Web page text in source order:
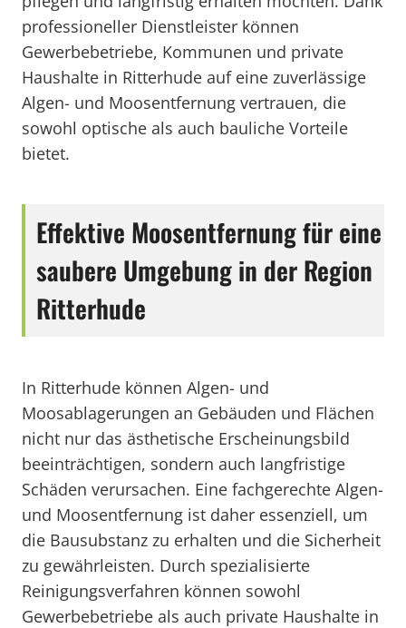
professioneller Dienstleister können
Gewerbebetriebe, Kommunen und private
Haushalte in Ritterhude auf eine zuverlässige
Algen- und Moosentfernung vertrauen, die
sowohl optische als auch bauliche Vorteile
bietet.
Effektive Moosentfernung für eine
saubere Umgebung in der Region
Ritterhude
In Ritterhude können Algen- und
Moosablagerungen an Gebäuden und Flächen
nicht nur das ästhetische Erscheinungsbild
beeinträchtigen, sondern auch langfristige
Schäden verursachen. Eine fachgerechte Algen-
und Moosentfernung ist daher essenziell, um
die Bausubstanz zu erhalten und die Sicherheit
zu gewährleisten. Durch spezialisierte
Reinigungsverfahren können sowohl
Gewerbebetriebe als auch private Haushalte in